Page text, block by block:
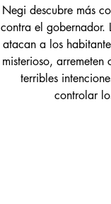
Negi descubre más
contra el gobernador.
atacan a los
misterioso, arremeten
terribles
controlar